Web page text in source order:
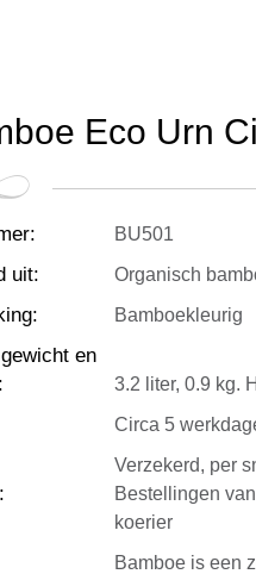
Eco Urn
: BU501
uit: Organisch
: Bamboekleurig
en
: 3.2 liter, 0.9 kg.
Circa 5
:
Verzekerd, per
Bestellingen
koerier
Bamboe is een